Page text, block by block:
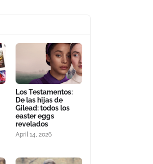
Los Testamentos:
De las hijas de
Gilead: todos los
easter eggs
revelados
April 14, 2026